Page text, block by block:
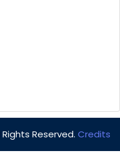
Reserved. Credits